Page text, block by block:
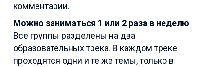
комментарии.
Можно заниматься 1 или 2 раза в неделю
Все группы разделены на два
образовательных трека. В каждом треке
проходятся одни и те же темы, только в